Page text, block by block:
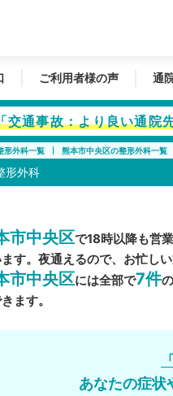
ご利用者様の声 通
交通事故：より良い通院
形外科一覧 熊本市中央区の整形外科一覧
形外科
市中央区で18時以降も営
す。夜通えるので、お忙し
市中央区には全部で7件
ます。
あなたの症状